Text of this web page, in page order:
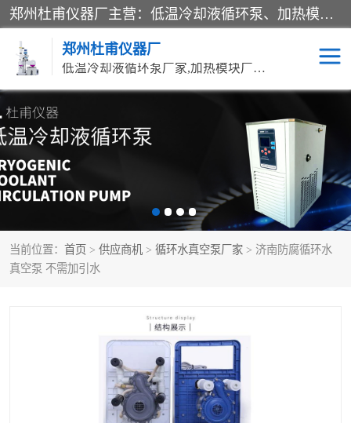
郑州杜甫仪器厂主营：低温冷却液循环泵、加热模块、水热合成反应釜、水油浴锅、旋转蒸发器、循环水真空泵等产品。郑州杜甫仪器厂在众多的教学仪器行业中依靠科技力量扬长避短、迅速发展，成为国家教委*生产教学仪器的厂家，产品具有国内良好水平，主导产品通过ISO9002质量认证。
郑州杜甫仪器厂
低温冷却液循环泵厂家,加热模块厂家,水热合成反应釜厂家,水油浴锅厂家,旋转蒸发器厂家
当前位置： 首页 > 供应商机 > 循环水真空泵厂家 > 济南防腐循环水
真空泵 不需加引水
循环水真空泵厂家 水热合成反应釜厂家
低温冷却液循环泵厂家 加热模块厂家
气流烘干器
旋转蒸发器厂家 双层玻璃反应釜10L
多功能油浴锅
单层玻璃反应釜 低温恒温反应浴槽